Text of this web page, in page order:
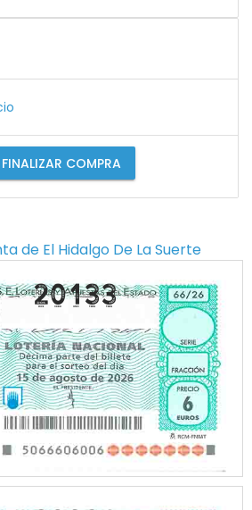
FINALIZAR COMPRA
de El Hidalgo De La Suerte
20133